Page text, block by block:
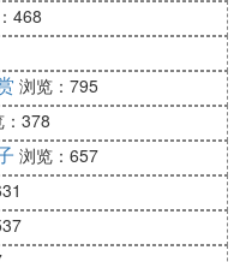
468
浏览：795
：378
浏览：657